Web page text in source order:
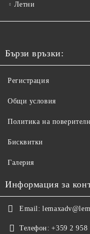
Летни
Бързи връзки:
Регистрация
Общи условия
Политика на
Бисквитки
Галерия
Информация за
Email:
Телефон: +359 2 958